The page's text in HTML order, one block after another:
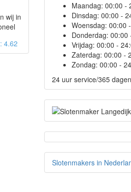
wij in
4.62
Maandag: 00:00 -
Dinsdag: 00:00 -
Woensdag: 00:00
Donderdag: 00:00
Vrijdag: 00:00 -
Zaterdag: 00:00 -
Zondag: 00:00 -
24 uur service/365
Slotenmakers in